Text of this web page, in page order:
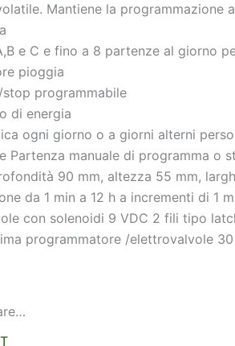
Mantiene la programmazione
e C e fino a 8 partenze al giorno
pioggia
programmabile
di energia
ogni giorno o a giorni alterni
Partenza manuale di programma o
90 mm, altezza 55 mm,
da 1 min a 12 h a incrementi di 1
con solenoidi 9 VDC 2 fili tipo
programmatore /elettrovalvole